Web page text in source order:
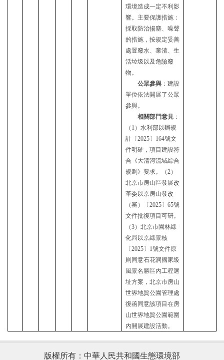
環境造成一定不利影
響。主要保護措施：
採取防治揚塵、噪聲
的措施，按規定妥善
處置廢水、棄渣、生
活垃圾以及危險廢
物。
公眾參與 ：建設
單位依法開展了公眾
參與。
相關部門意見 ：
（ 1 ）水利部以辦規
計〔2025〕164號文
件明確，項目建設符
合《大清河流域綜合
規劃》要求。（2）
北京市房山區發展改
革委以京房山發改
（審）〔2025〕65號
文件批復項目可研。
（3）北京市園林綠
化局以京綠景核
〔2025〕1號文件原
則同意石花洞國家級
風景名勝區內工程選
址方案 ，北京市房山
世界地質公園管理處
復函同意該項目在房
山世界地質公園範圍
內開展建設活動。
版權所有：中華人民共和國生態環境部